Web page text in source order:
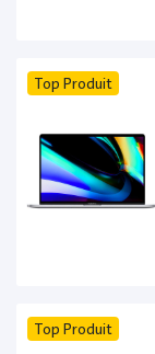
Top Produit
Top Produit